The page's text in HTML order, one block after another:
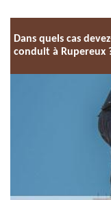
Dans quels cas
conduit à Rupereux